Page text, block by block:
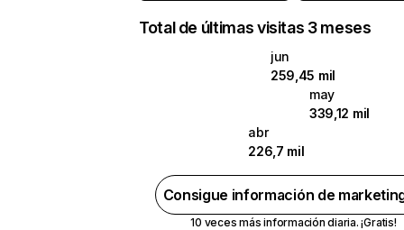
Total de últimas visitas 3 meses
jun
259,45 mil
may
339,12 mil
abr
226,7 mil
Consigue información de
10 veces más información diaria. ¡Gratis!